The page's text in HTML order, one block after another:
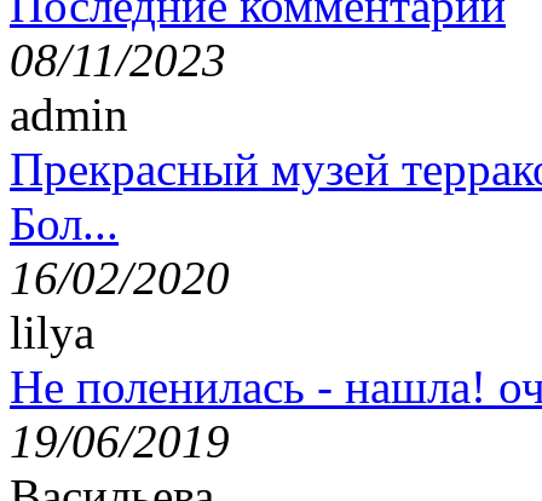
08/11/2023
admin
Прекрасный музей
Бол...
16/02/2020
lilya
Не поленилась - нашла!
19/06/2019